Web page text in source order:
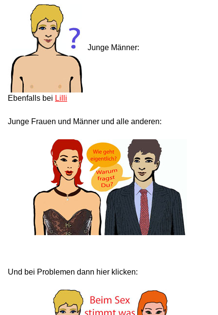
Junge Männer:
Ebenfalls bei Lilli
Junge Frauen und Männer und alle anderen:
Und bei Problemen dann hier klicken: